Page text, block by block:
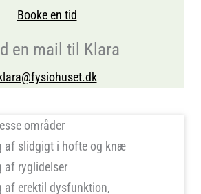
Booke en tid
en mail til Klara
områder
af slidgigt i hofte og knæ
af ryglidelser
af erektil dysfunktion,